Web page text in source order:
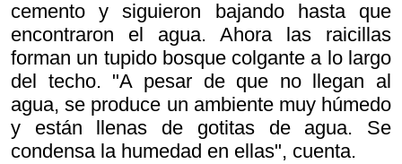
cemento y siguieron bajando hasta que
encontraron el agua. Ahora las raicillas
forman un tupido bosque colgante a lo largo
del techo. "A pesar de que no llegan al
agua, se produce un ambiente muy húmedo
y están llenas de gotitas de agua. Se
condensa la humedad en ellas", cuenta.